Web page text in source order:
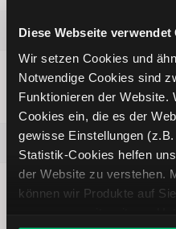
Diese Webseite verwendet
Wir setzen Cookies und
Notwendige Cookies sind
Funktionieren der
Cookies ein, die es der
gewisse Einstellungen
Statistik-Cookies helfen
der Website zu verstehen.
können wir Produkte auf
Knorr-Bremse AG
Heico Corporation
Kursziel
—
Bullisch